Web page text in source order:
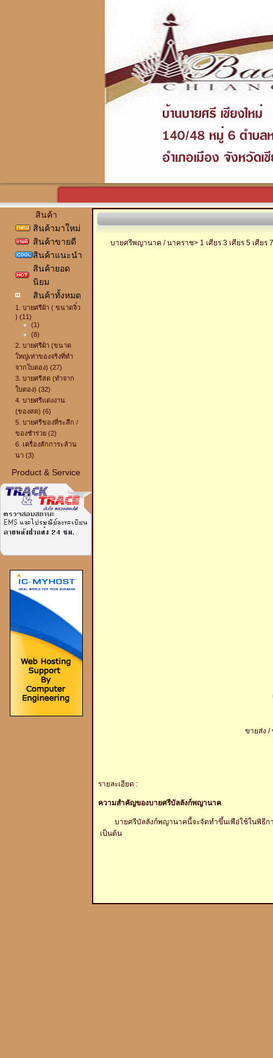
สินค้า
สินค้ามาใหม่
สินค้าขายดี
สินค้าแนะนำ
สินค้ายอด
นิยม
สินค้าทั้งหมด
1. บายศรีผ้า ( ขนาดจิ๋ว
) (11)
(1)
(8)
2. บายศรีผ้า (ขนาด
ใหญ่เท่าของจริงที่ทำ
จากใบตอง) (27)
3. บายศรีสด (ทำจาก
ใบตอง) (32)
4. บายศรีแต่งงาน
(ของสด) (6)
5. บายศรีของที่ระลึก /
ของชำร่วย (2)
6. เครื่องสักการะล้าน
นา (3)
Product & Service
บายศรีพญานาค / นาคราช> 1 เศียร 3 เศียร 5 เศียร
ขายส่ง /
รายละเอียด :
ความสำคัญของบายศรีบัลลังก์พญานาค
บายศรีบัลลังก์พญานาคนี้จะจัดทำขึ้นเพือ่ใช้ในพิธีการ
เป็นต้น